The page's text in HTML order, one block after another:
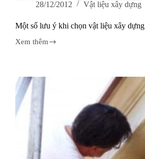
28/12/2012 Vật liệu xây dựng
Một số lưu ý khi chọn vật liệu xây dựng
Xem thêm
Một
khi
chọn
vật
liệu
xây